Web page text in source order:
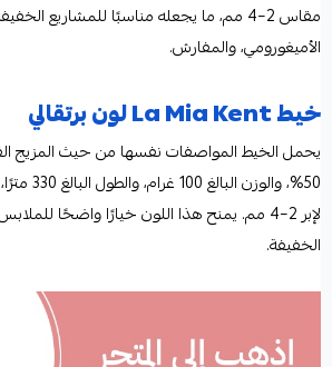
مقاس 2–4 مم، ما يجعله مناسبًا للمشاريع
الأميغورومي، والمفارش.
خيط La Mia Kent لون برتقالي
يحمل الخيط المواصفات نفسها من حيث المزيج
لإبر 2–4 مم. يمنح هذا اللون خيارًا واضحًا
الخفيفة.